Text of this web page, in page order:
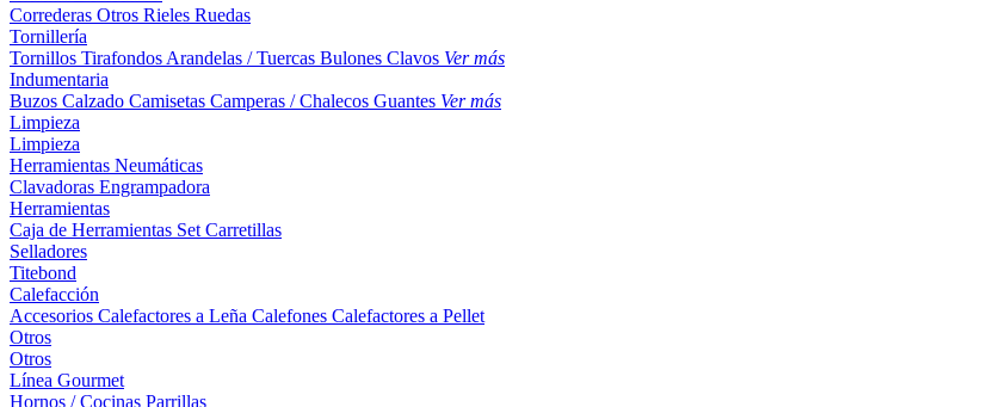
Correderas Otros Rieles Ruedas
Tornillería
Tornillos Tirafondos Arandelas / Tuercas Bulones Clavos Ver más
Indumentaria
Buzos Calzado Camisetas Camperas / Chalecos Guantes Ver más
Limpieza
Limpieza
Herramientas Neumáticas
Clavadoras Engrampadora
Herramientas
Caja de Herramientas Set Carretillas
Selladores
Titebond
Calefacción
Accesorios Calefactores a Leña Calefones Calefactores a Pellet
Otros
Otros
Línea Gourmet
Hornos / Cocinas Parrillas